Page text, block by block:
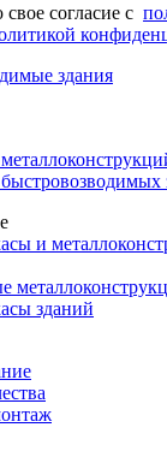
согласие с
здания
и
зданий